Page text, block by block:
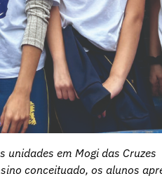
unidades em Mogi das Cruzes
conceituado, os alunos